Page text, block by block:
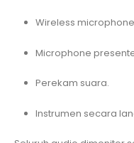
Wireless
Microphone
Perekam suara.
Instrumen secara